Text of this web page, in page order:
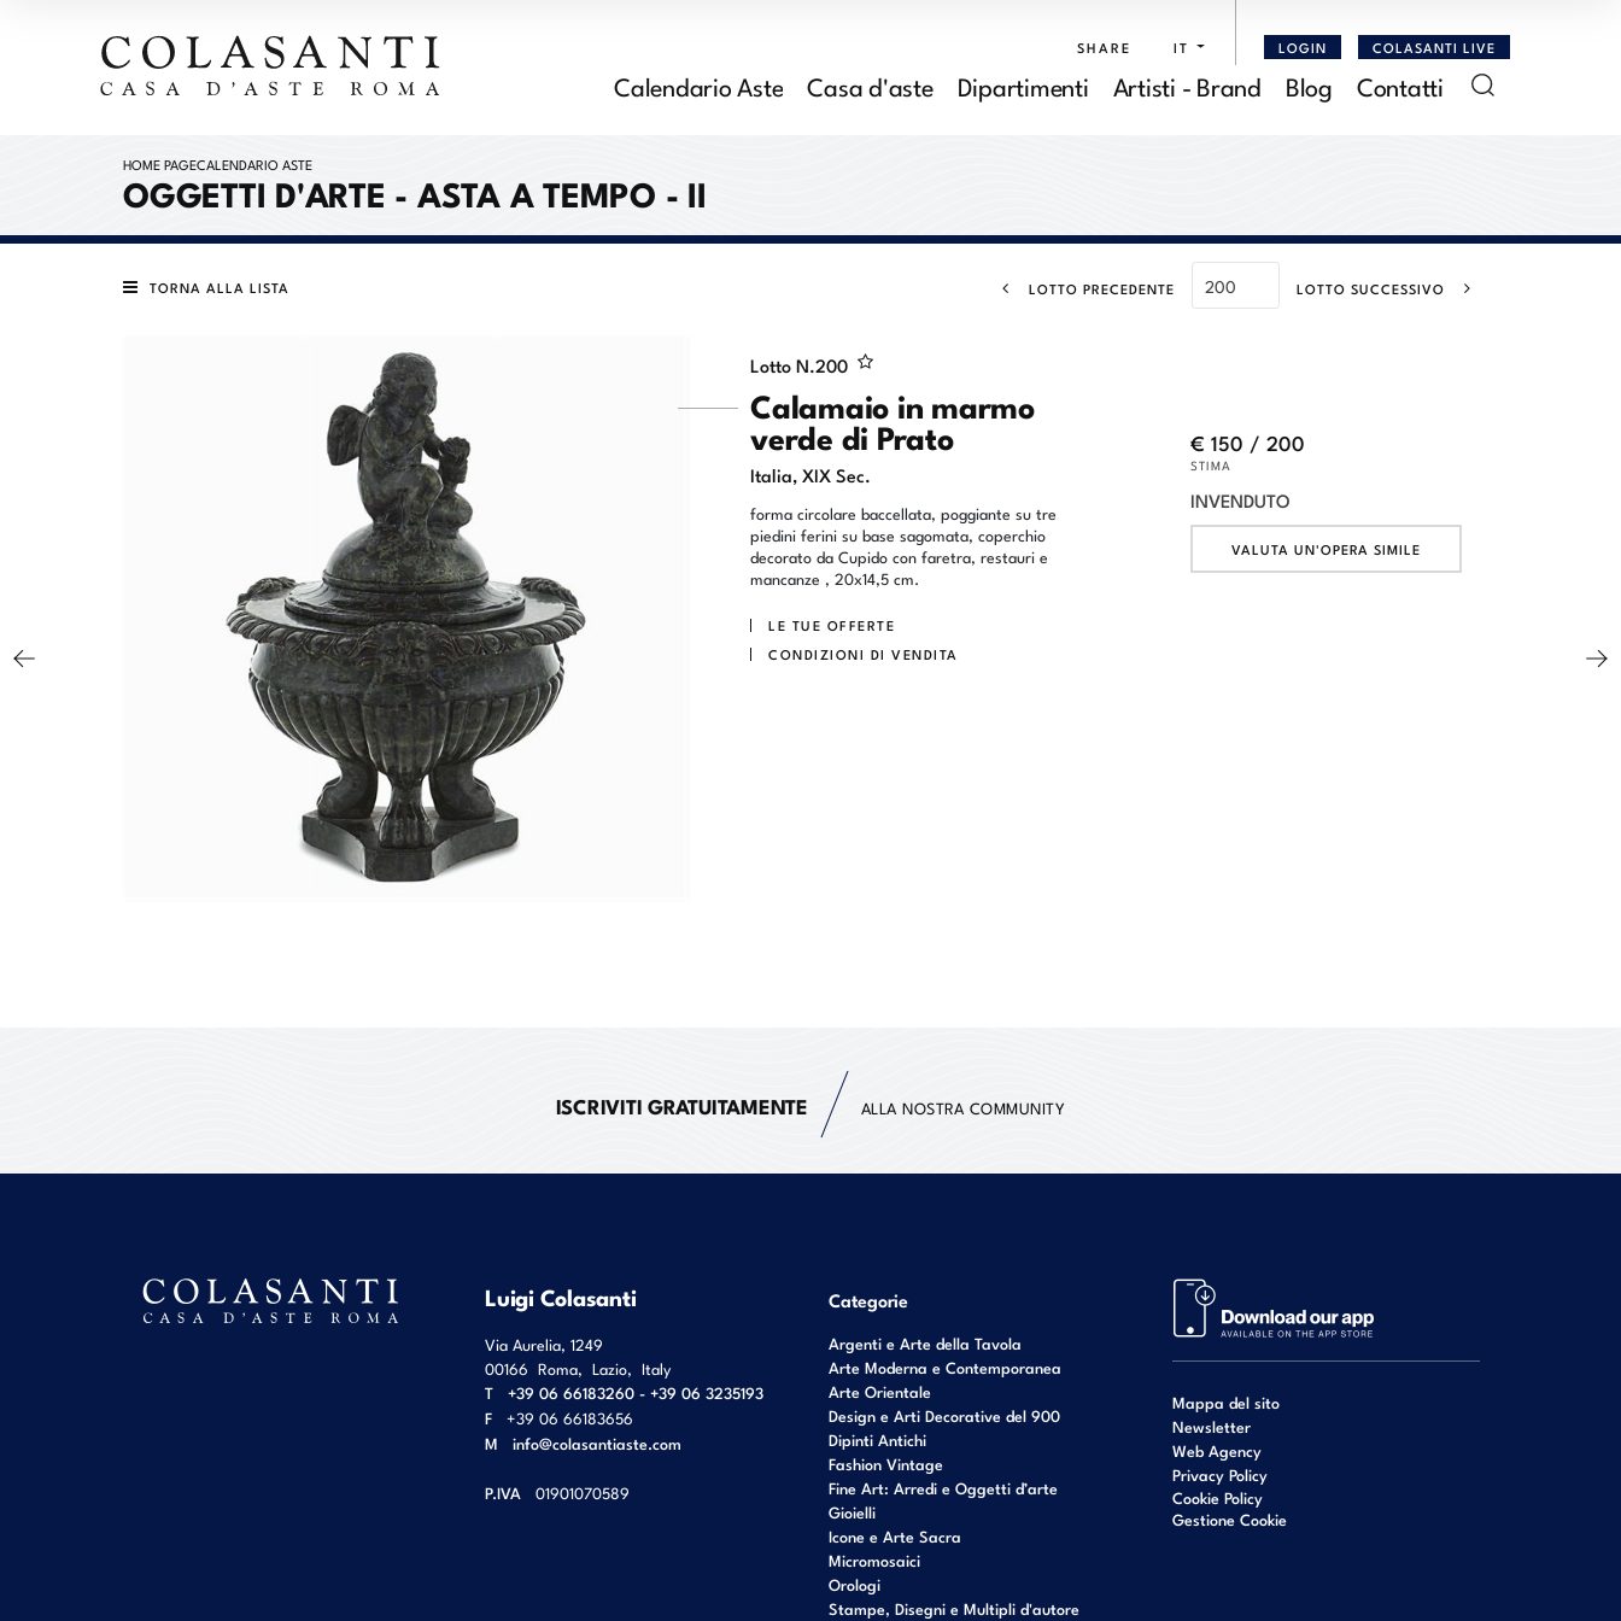
SHARE IT LOGIN COLASANTI LIVE
Calendario Aste Casa d'aste Dipartimenti Artisti - Brand Blog Contatti
HOME PAGECALENDARIO ASTE
OGGETTI D'ARTE - ASTA A TEMPO - II
TORNA ALLA LISTA LOTTO PRECEDENTE LOTTO SUCCESSIVO
Lotto N.200
Calamaio in marmo
verde di Prato
Italia, XIX Sec.
forma circolare baccellata, poggiante su tre
piedini ferini su base sagomata, coperchio
decorato da Cupido con faretra, restauri e
mancanze , 20x14,5 cm.
LE TUE OFFERTE
CONDIZIONI DI VENDITA
€ 150 / 200
STIMA
INVENDUTO
VALUTA UN'OPERA SIMILE
ISCRIVITI GRATUITAMENTE ALLA NOSTRA COMMUNITY
Luigi Colasanti
Via Aurelia, 1249
00166 Roma, Lazio, Italy
T
+39 06 66183260 - +39 06 3235193
F
+39 06 66183656
M info@colasantiaste.com
P.IVA 01901070589
Categorie
Argenti e Arte della Tavola
Arte Moderna e Contemporanea
Arte Orientale
Design e Arti Decorative del 900
Dipinti Antichi
Fashion Vintage
Fine Art: Arredi e Oggetti d’arte
Gioielli
Icone e Arte Sacra
Micromosaici
Orologi
Stampe, Disegni e Multipli d'autore
Mappa del sito
Newsletter
Web Agency
Privacy Policy
Cookie Policy
Gestione Cookie